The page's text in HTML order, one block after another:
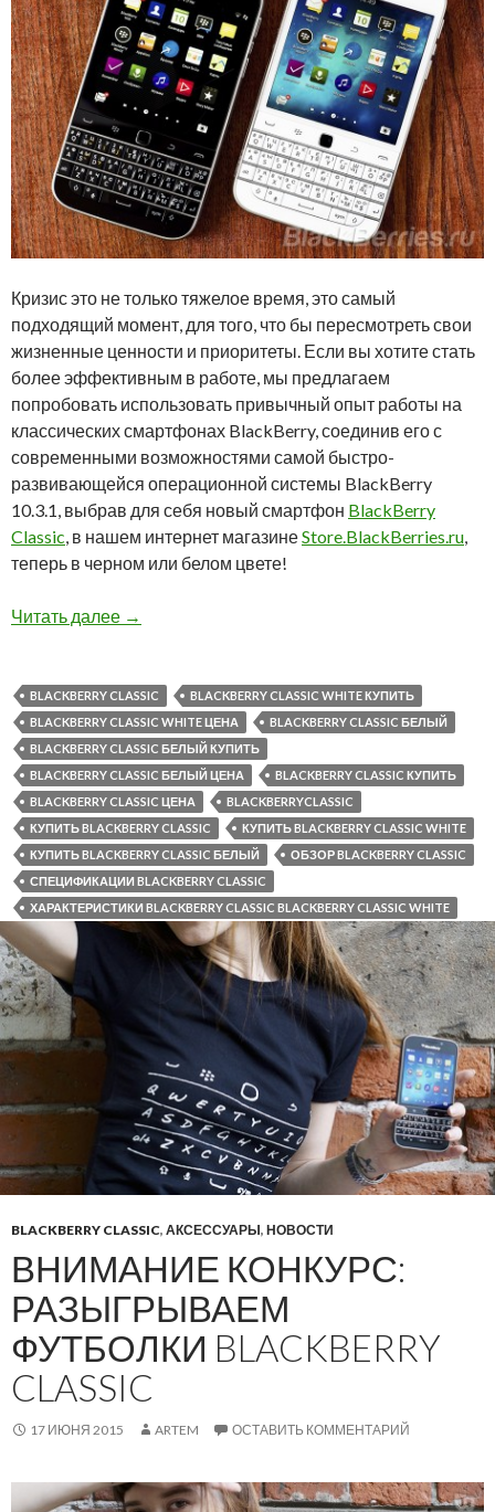
Кризис это не только тяжелое время, это самый
подходящий момент, для того, что бы пересмотреть свои
жизненные ценности и приоритеты. Если вы хотите стать
более эффективным в работе, мы предлагаем
попробовать использовать привычный опыт работы на
классических смартфонах BlackBerry, соединив его с
современными возможностями самой быстро-
развивающейся операционной системы BlackBerry
10.3.1, выбрав для себя новый смартфон BlackBerry
Classic, в нашем интернет магазинеStore.BlackBerries.ru,
теперь в черном или белом цвете!
Читать далее У нас вы можете купить BlackBerry Classic в
→
BLACKBERRY CLASSIC
BLACKBERRY CLASSIC WHITE КУПИТЬ
BLACKBERRY CLASSIC WHITE ЦЕНА
BLACKBERRY CLASSIC БЕЛЫЙ
BLACKBERRY CLASSIC БЕЛЫЙ КУПИТЬ
BLACKBERRY CLASSIC БЕЛЫЙ ЦЕНА
BLACKBERRY CLASSIC КУПИТЬ
BLACKBERRY CLASSIC ЦЕНА
BLACKBERRYCLASSIC
КУПИТЬ BLACKBERRY CLASSIC
КУПИТЬ BLACKBERRY CLASSIC WHITE
КУПИТЬ BLACKBERRY CLASSIC БЕЛЫЙ
ОБЗОР BLACKBERRY CLASSIC
СПЕЦИФИКАЦИИ BLACKBERRY CLASSIC
ХАРАКТЕРИСТИКИ BLACKBERRY CLASSIC BLACKBERRY CLASSIC WHITE
BLACKBERRY CLASSIC, АКСЕССУАРЫ, НОВОСТИ
ВНИМАНИЕ КОНКУРС:
РАЗЫГРЫВАЕМ
ФУТБОЛКИ BLACKBERRY
CLASSIC
17 ИЮНЯ 2015 ARTEM ОСТАВИТЬ КОММЕНТАРИЙ